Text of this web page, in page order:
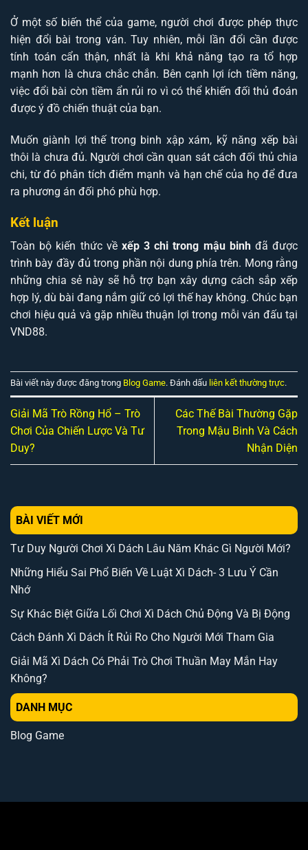
Ở một số biến thể của game, người chơi được phép thực
hiện đổi bài trong ván. Tuy nhiên, mỗi lần đổi cần được
tính toán cẩn thận, nhất là khi khả năng tạo ra tổ hợp
mạnh hơn là chưa chắc chắn. Bên cạnh lợi ích tiềm năng,
việc đổi bài còn tiềm ẩn rủi ro vì có thể khiến đối thủ đoán
được ý đồ chiến thuật của bạn.
Muốn giành lợi thế trong binh xập xám, kỹ năng xếp bài
thôi là chưa đủ. Người chơi cần quan sát cách đối thủ chia
chi, từ đó phân tích điểm mạnh và hạn chế của họ để đưa
ra phương án đối phó phù hợp.
Kết luận
Toàn bộ kiến thức về xếp 3 chi trong mậu binh đã được
trình bày đầy đủ trong phần nội dung phía trên. Mong rằng
những chia sẻ này sẽ hỗ trợ bạn xây dựng cách sắp xếp
hợp lý, dù bài đang nắm giữ có lợi thế hay không. Chúc bạn
chơi hiệu quả và gặp nhiều thuận lợi trong mỗi ván đấu tại
VND88.
Bài viết này được đăng trong Blog Game. Đánh dấu liên kết thường trực.
Giải Mã Trò Rồng Hổ – Trò
Chơi Của Chiến Lược Và Tư
Duy?
Các Thế Bài Thường Gặp
Trong Mậu Binh Và Cách
Nhận Diện
BÀI VIẾT MỚI
Tư Duy Người Chơi Xì Dách Lâu Năm Khác Gì Người Mới?
Những Hiểu Sai Phổ Biến Về Luật Xì Dách- 3 Lưu Ý Cần
Nhớ
Sự Khác Biệt Giữa Lối Chơi Xì Dách Chủ Động Và Bị Động
Cách Đánh Xì Dách Ít Rủi Ro Cho Người Mới Tham Gia
Giải Mã Xì Dách Có Phải Trò Chơi Thuần May Mắn Hay
Không?
DANH MỤC
Blog Game